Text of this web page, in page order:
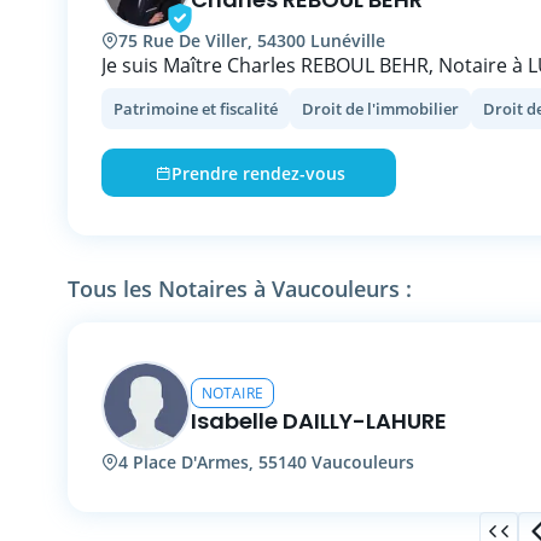
75 Rue De Viller, 54300 Lunéville
Je suis Maître Charles REBOUL BEHR, Notaire à
des sociétés et spécialisé dans le droit rural.
écoute attentive et des conseils personnalisés
accompagner dans vos démarches juridiques
Je m'engage à fournir un service de qualité,
N’hésitez pas à prendre rendez-vous, je me ferai
vous accompagner dans vos projets.
Patrimoine et fiscalité Droit de l'immobilier Droit
Prendre rendez-vous
Tous les Notaires à Vaucouleurs :
NOTAIRE
Isabelle DAILLY-LAHURE
4 Place D'Armes, 55140 Vaucouleurs